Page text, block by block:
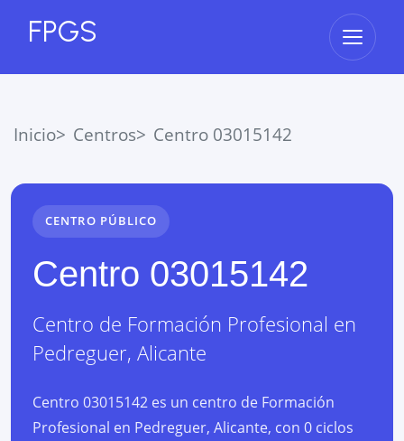
FPGS Abrir
Inicio Centros Centro 03015142
CENTRO PÚBLICO
Centro 03015142
Centro de Formación Profesional en
Pedreguer, Alicante
Centro 03015142 es un centro de Formación
Profesional en Pedreguer, Alicante, con 0 ciclos